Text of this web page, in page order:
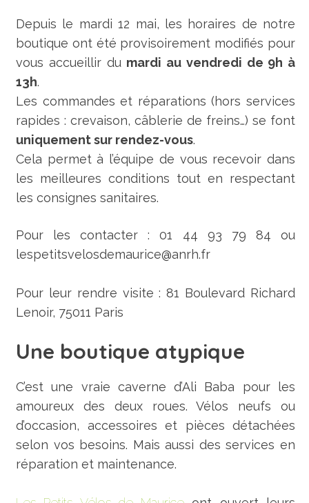
Depuis le mardi 12 mai, les horaires de notre
boutique ont été provisoirement modifiés pour
vous accueillir du mardi au vendredi de 9h à
13h.
Les commandes et réparations (hors services
rapides : crevaison, câblerie de freins…) se font
uniquement sur rendez-vous.
Cela permet à l’équipe de vous recevoir dans
les meilleures conditions tout en respectant
les consignes sanitaires.
Pour les contacter : 01 44 93 79 84 ou
lespetitsvelosdemaurice@anrh.fr
Pour leur rendre visite : 81 Boulevard Richard
Lenoir, 75011 Paris
Une boutique atypique
C’est une vraie caverne d’Ali Baba pour les
amoureux des deux roues. Vélos neufs ou
d’occasion, accessoires et pièces détachées
selon vos besoins. Mais aussi des services en
réparation et maintenance.